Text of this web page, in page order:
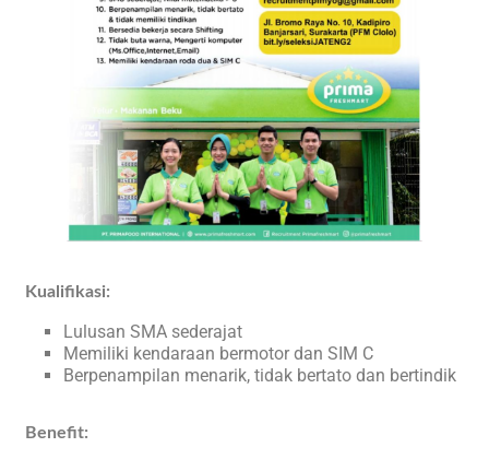
Kualifikasi:
Lulusan SMA sederajat
Memiliki kendaraan bermotor dan SIM C
Berpenampilan menarik, tidak bertato dan bertindik
Benefit: